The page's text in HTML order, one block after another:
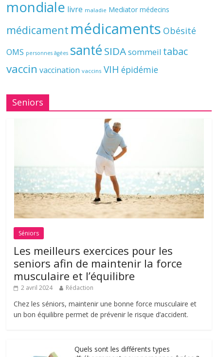
mondiale livre maladie Mediator médecins
médicament médicaments Obésité
OMS personnes âgées santé SIDAsommeil tabac
vaccin vaccination vaccins VIH épidémie
Seniors
Séniors
Les meilleurs exercices pour les
seniors afin de maintenir la force
musculaire et l’équilibre
2 avril 2024 Rédaction
Chez les séniors, maintenir une bonne force musculaire et
un bon équilibre permet de prévenir le risque d’accident.
Quels sont les différents types